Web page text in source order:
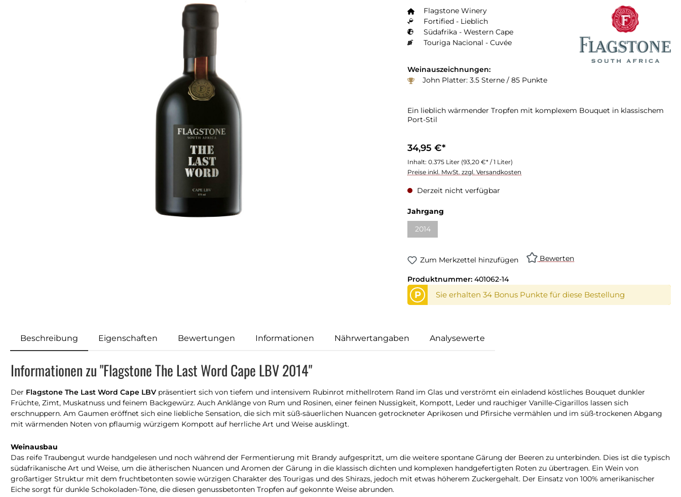
Flagstone Winery
Fortified - Lieblich
Südafrika - Western Cape
Touriga Nacional - Cuvée
Weinauszeichnungen:
John Platter: 3.5 Sterne / 85 Punkte
Ein lieblich wärmender Tropfen mit komplexem Bouquet in klassischem
Port-Stil
34,95 €*
Inhalt: 0.375 Liter (93,20 €* / 1 Liter)
Preise inkl. MwSt. zzgl. Versandkosten
Derzeit nicht verfügbar
Jahrgang
2014
Zum Merkzettel hinzufügen Bewerten
Produktnummer: 401062-14
P Sie erhalten 34 Bonus Punkte für diese Bestellung
Beschreibung Eigenschaften Bewertungen Informationen Nährwertangaben Analysewerte
Informationen zu "Flagstone The Last Word Cape LBV 2014"
Der Flagstone The Last Word Cape LBV präsentiert sich von tiefem und intensivem Rubinrot mithellrotem Rand im Glas und verströmt ein einladend köstliches Bouquet dunkler
Früchte, Zimt, Muskatnuss und feinem Backgewürz. Auch Anklänge von Rum und Rosinen, einer feinen Nussigkeit, Kompott, Leder und rauchiger Vanille-Cigarillos lassen sich
erschnuppern. Am Gaumen eröffnet sich eine liebliche Sensation, die sich mit süß-säuerlichen Nuancen getrockneter Aprikosen und Pfirsiche vermählen und im süß-trockenen Abgang
mit wärmenden Noten von pflaumig würzigem Kompott auf herrliche Art und Weise ausklingt.
Weinausbau
Das reife Traubengut wurde handgelesen und noch während der Fermentierung mit Brandy aufgespritzt, um die weitere spontane Gärung der Beeren zu unterbinden. Dies ist die typisch
südafrikanische Art und Weise, um die ätherischen Nuancen und Aromen der Gärung in die klassisch dichten und komplexen handgefertigten Roten zu übertragen. Ein Wein von
großartiger Struktur mit dem fruchtbetonten sowie würzigen Charakter des Tourigas und des Shirazs, jedoch mit etwas höherem Zuckergehalt. Der Einsatz von 100% amerikanischer
Eiche sorgt für dunkle Schokoladen-Töne, die diesen genussbetonten Tropfen auf gekonnte Weise abrunden.